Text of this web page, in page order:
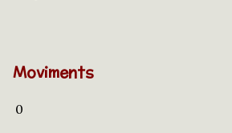
Moviments
0